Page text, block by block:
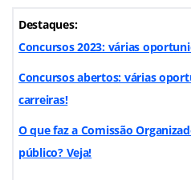
Destaques:
Concursos 2023: várias
Concursos abertos: várias
carreiras!
O que faz a Comissão
público? Veja!